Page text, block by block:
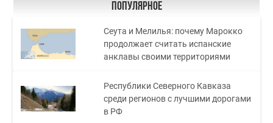
Популярное
Сеута и Мелилья: почему Марокко
продолжает считать испанские
анклавы своими территориями
Республики Северного Кавказа
среди регионов с лучшими дорогами
в РФ